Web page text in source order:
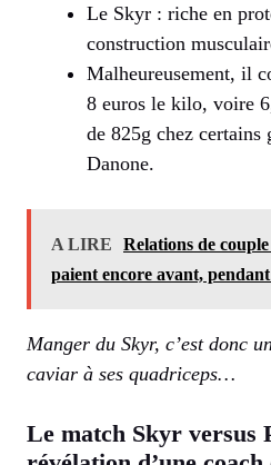
Le Skyr : riche en
construction
Malheureusement, il
8 euros le kilo, voire
de 825g chez certains
Danone.
A LIRE
Relations de
paient encore avant,
Manger du Skyr, c’est donc
caviar à ses quadriceps…
Le match Skyr versus